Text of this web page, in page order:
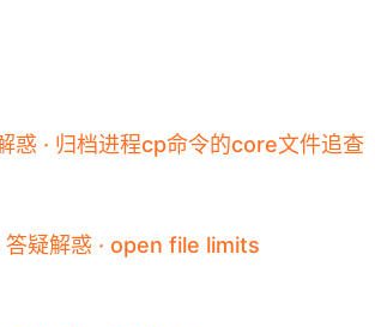
惑 · 归档进程cp命令的core文件追查
答疑解惑 · open file limits